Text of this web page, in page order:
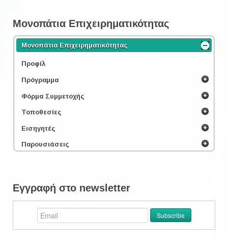
Μονοπάτια Επιχειρηματικότητας
Μονοπάτια Επιχειρηματικότητας
Προφίλ
Πρόγραμμα
Φόρμα Συμμετοχής
Τοποθεσίες
Εισηγητές
Παρουσιάσεις
Εγγραφή στο newsletter